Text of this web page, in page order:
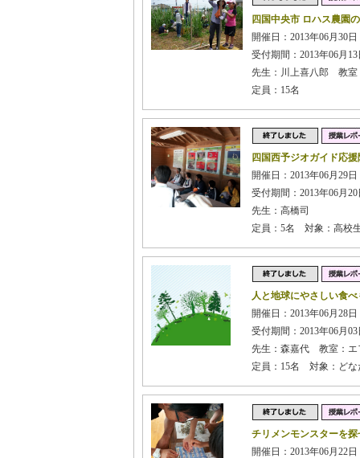
四国中央市 ロハス農園
開催日：2013年06月30
受付期間：2013年06月
先生：川上喜八郎 教室
定員：15名
四国西予ジオガイド応
開催日：2013年06月29
受付期間：2013年06月
先生：高橋司
定員：5名 対象：高校
人と地球にやさしい食
開催日：2013年06月28
受付期間：2013年06月
先生：森嘉代 教室：エ
定員：15名 対象：どな
チリメンモンスターを
開催日：2013年06月22